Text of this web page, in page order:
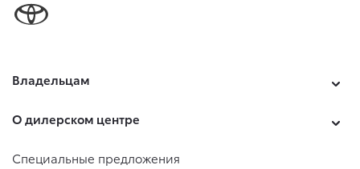
Владельцам
О дилерском центре
Специальные предложения